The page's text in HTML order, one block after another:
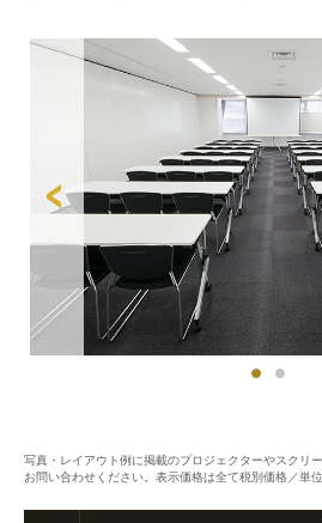
写真・レイアウト例に掲載のプロジェクターやスクリ
お問い合わせください。表示価格は全て税別価格／単